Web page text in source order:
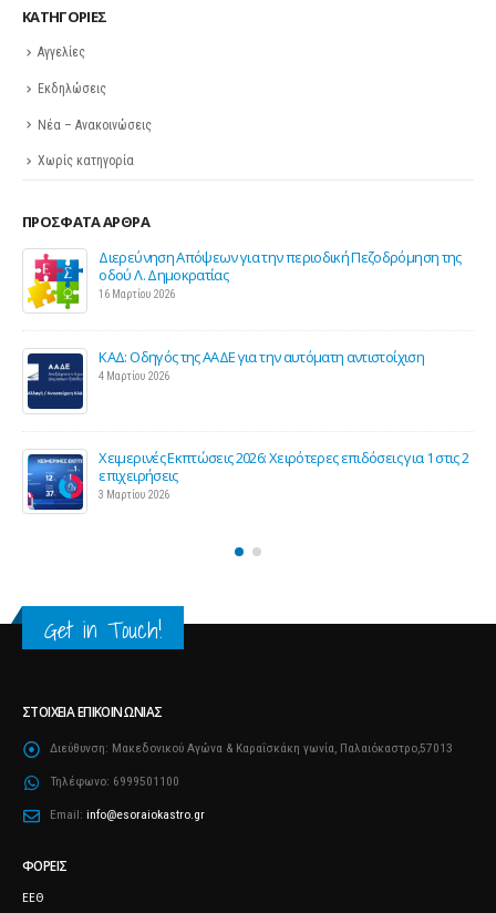
KΑΤΗΓΟΡΊΕΣ
Αγγελίες
Εκδηλώσεις
Νέα – Ανακοινώσεις
Χωρίς κατηγορία
ΠΡΌΣΦΑΤΑ ΆΡΘΡΑ
Διερεύνηση Απόψεων για την περιοδική Πεζοδρόμηση της
οδού Λ. Δημοκρατίας
16 Μαρτίου 2026
ΚΑΔ: Οδηγός της ΑΑΔΕ για την αυτόματη αντιστοίχιση
4 Μαρτίου 2026
Χειμερινές Εκπτώσεις 2026: Χειρότερες επιδόσεις για 1 στις 2
επιχειρήσεις
3 Μαρτίου 2026
Get in Touch!
ΣΤΟΙΧΕΊΑ ΕΠΙΚΟΙΝΩΝΊΑΣ
Διεύθυνση: Μακεδονικού Αγώνα & Καραΐσκάκη γωνία, Παλαιόκαστρο,57013
Τηλέφωνο: 6999501100
Email: info@esoraiokastro.gr
ΦΟΡΕΊΣ
ΕΕΘ